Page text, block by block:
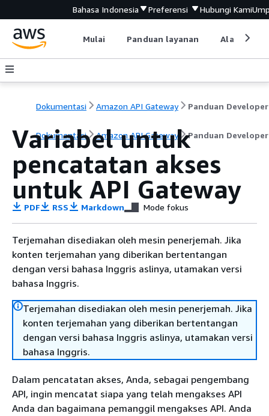
Bahasa Indonesia Preferensi Hubungi Kami
Mulai Panduan layanan Alat
Dokumentasi Amazon API Gateway Panduan Developer
Dokumentasi Amazon API Gateway Panduan Developer
Variabel untuk
pencatatan akses
untuk API Gateway
PDF RSS Markdown Mode fokus
Terjemahan disediakan oleh mesin penerjemah. Jika
konten terjemahan yang diberikan bertentangan
dengan versi bahasa Inggris aslinya, utamakan versi
bahasa Inggris.
Terjemahan disediakan oleh mesin penerjemah. Jika
konten terjemahan yang diberikan bertentangan
dengan versi bahasa Inggris aslinya, utamakan versi
bahasa Inggris.
Dalam pencatatan akses, Anda, sebagai pengembang
API, ingin mencatat siapa yang telah mengakses API
Anda dan bagaimana pemanggil mengakses API. Anda